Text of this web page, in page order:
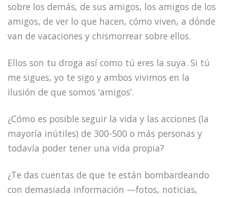
sobre los demás, de sus amigos, los amigos de los
amigos, de ver lo que hacen, cómo viven, a dónde
van de vacaciones y chismorrear sobre ellos.
Ellos son tu droga así como tú eres la suya. Si tú
me sigues, yo te sigo y ambos vivimos en la
ilusión de que somos ‘amigos’.
¿Cómo es posible seguir la vida y las acciones (la
mayoría inútiles) de 300-500 o más personas y
todavía poder tener una vida propia?
¿Te das cuentas de que te están bombardeando
con demasiada información —fotos, noticias,